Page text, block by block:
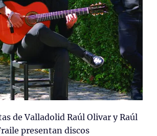
de Valladolid Raúl Olivar y Raúl
presentan discos